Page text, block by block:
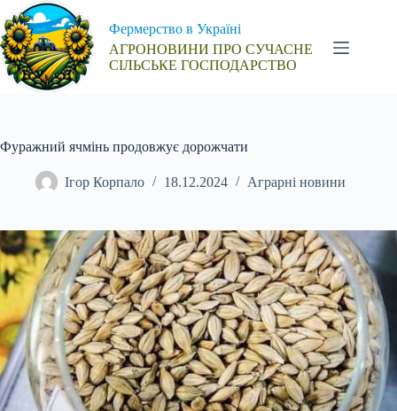
Перейти
до
вмісту
Фермерство в Україні
АГРОНОВИНИ ПРО СУЧАСНЕ
СІЛЬСЬКЕ ГОСПОДАРСТВО
Фуражний ячмінь продовжує дорожчати
Ігор Корпало 18.12.2024 Аграрні новини